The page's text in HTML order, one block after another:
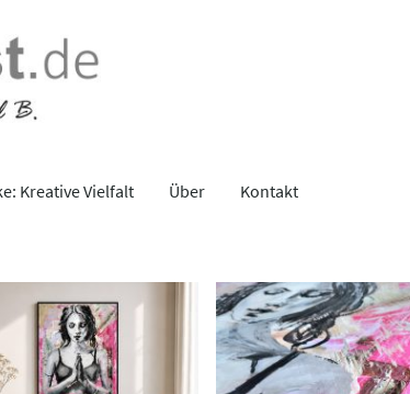
Kreative Vielfalt Über Kontakt